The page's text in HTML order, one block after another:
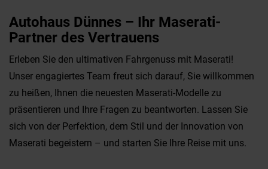
Autohaus Dünnes – Ihr Maserati-
Partner des Vertrauens
Erleben Sie den ultimativen Fahrgenuss mit Maserati!
Unser engagiertes Team freut sich darauf, Sie willkommen
zu heißen, Ihnen die neuesten Maserati-Modelle zu
präsentieren und Ihre Fragen zu beantworten. Lassen Sie
sich von der Perfektion, dem Stil und der Innovation von
Maserati begeistern – und starten Sie Ihre Reise mit uns.